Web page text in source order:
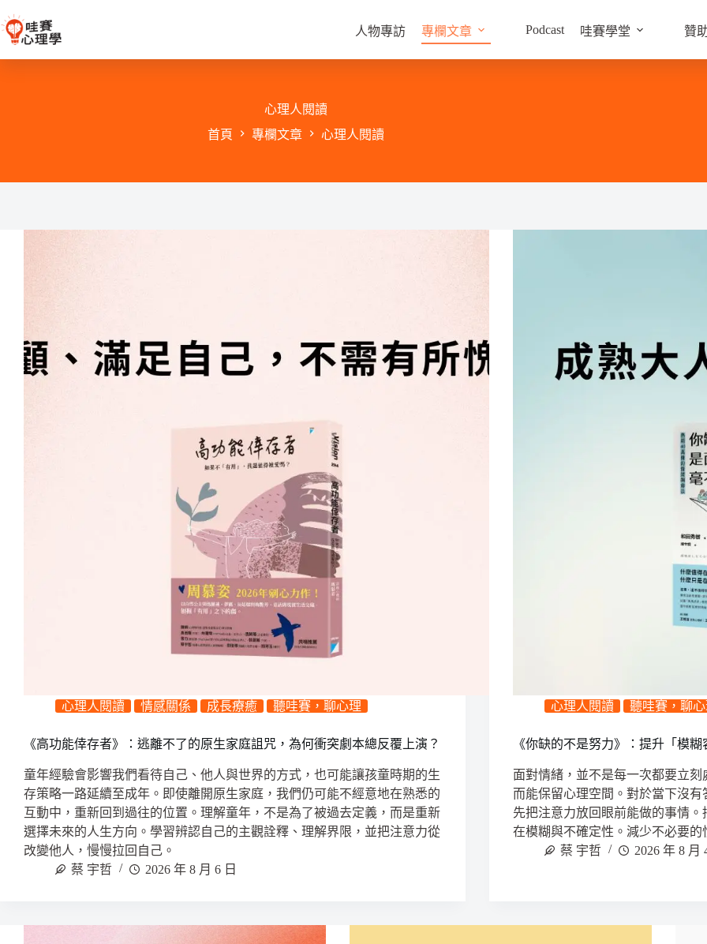
至
主
人物專訪 專欄文章 Podcast 哇賽學堂 贊
心理人閱讀
首頁
專欄文章 心理人閱讀
心理人閱讀 情感關係 成長療癒 聽哇賽，聊心理
《高功能倖存者》：逃離不了的原生家庭詛咒，為何衝突劇本總反覆上演？
童年經驗會影響我們看待自己、他人與世界的方式，也可能讓孩童時期的生
存策略一路延續至成年。即使離開原生家庭，我們仍可能不經意地在熟悉的
互動中，重新回到過往的位置。理解童年，不是為了被過去定義，而是重新
選擇未來的人生方向。學習辨認自己的主觀詮釋、理解界限，並把注意力從
改變他人，慢慢拉回自己。
蔡 宇哲
2026 年 8 月 6 日
心理人閱讀 聽哇賽，聊
《你缺的不是努力》：提升「模
面對情緒，並不是每一次都要立
而能保留心理空間。對於當下沒
先把注意力放回眼前能做的事情
在模糊與不確定性。減少不必要
蔡 宇哲
2026 年 8 月